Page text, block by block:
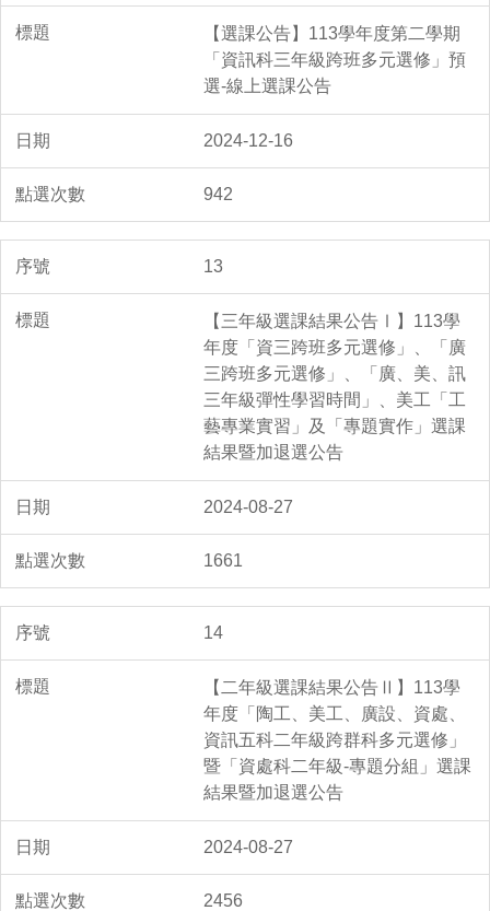
【選課公告】113學年度第二學期
「資訊科三年級跨班多元選修」預
選-線上選課公告
2024-12-16
942
13
【三年級選課結果公告Ⅰ】113學
年度「資三跨班多元選修」、「廣
三跨班多元選修」、「廣、美、訊
三年級彈性學習時間」、美工「工
藝專業實習」及「專題實作」選課
結果暨加退選公告
2024-08-27
1661
14
【二年級選課結果公告Ⅱ】113學
年度「陶工、美工、廣設、資處、
資訊五科二年級跨群科多元選修」
暨「資處科二年級-專題分組」選課
結果暨加退選公告
2024-08-27
2456